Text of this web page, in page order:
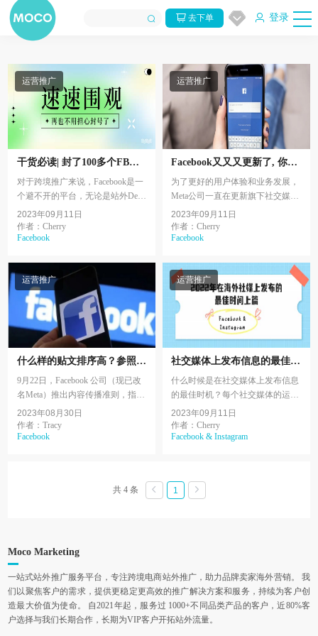
去下单 登录
运营推广
干货必读| 封了100多个FB个
人号总结的养号技巧
对于跨境推广来说，Facebook是一
个避不开的平台，无论是站外Deal
推广，品牌主页运营，广告投放来
说，FB个人号都是必不可少的。
2023年09月11日
作者：Cherry
Facebook
运营推广
Facebook又又又更新了, 你发
现了吗？(3-4月)
为了更好的用户体验和业务发展，
Meta公司一直在更新旗下社交媒体
的功能和页面。继Facebook 推出新
的版本，Instagram Reels之后，最
近两个月又有很...
2023年09月11日
作者：Cherry
Facebook
运营推广
什么样的贴文排序高？参照
Facebook《内容传播准则》
9月22日，Facebook 公司（现已改
名Meta）推出内容传播准则，指出
Facebook 是如何定义和处理问题以
及发布内容的排序逻辑，希望能让
使用者更清楚哪些...
2023年08月30日
作者：Tracy
Facebook
运营推广
社交媒体上发布信息的最佳时
间上篇（Facebook &
Instagram）
什么时候是在社交媒体上发布信息
的最佳时机？每个社交媒体的运营
都想知道这个问题的答案! 社交媒
体的发布时间可以影响到谁看到你
的帖子以及你的社交帖...
2023年09月11日
作者：Cherry
Facebook & Instagram
共 4 条 1
Moco Marketing
一站式站外推广服务平台，专注跨境电商站外推广，助力品牌卖家海外营销。 我
们以聚焦客户的需求，提供更稳定更高效的推广解决方案和服务，持续为客户创
造最大价值为使命。 自2021年起，服务过 1000+不同品类产品的客户，近80%客
户选择与我们长期合作，长期为VIP客户开拓站外流量。